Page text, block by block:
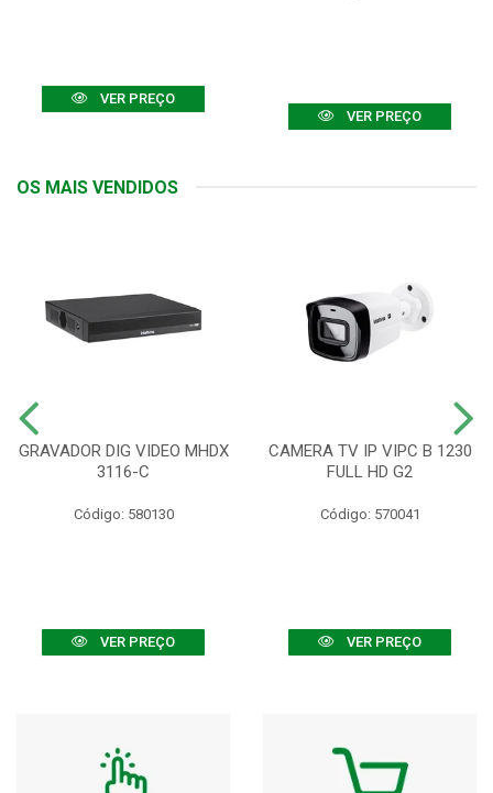
VER PREÇO
VER PREÇO
OS MAIS VENDIDOS
GRAVADOR DIG VIDEO MHDX
3116-C
Código: 580130
VER PREÇO
CAMERA TV IP VIPC B 1230
FULL HD G2
Código: 570041
VER PREÇO